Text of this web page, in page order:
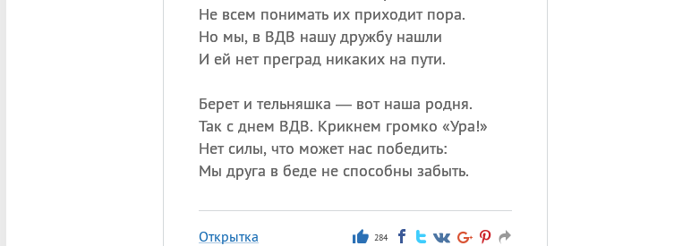
Не всем понимать их приходит пора.
Но мы, в ВДВ нашу дружбу нашли
И ей нет преград никаких на пути.
Берет и тельняшка — вот наша родня.
Так с днем ВДВ. Крикнем громко «Ура!»
Нет силы, что может нас победить:
Мы друга в беде не способны забыть.
Открытка 284